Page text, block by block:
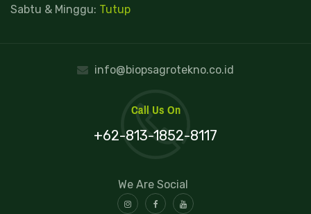
Sabtu & Minggu: Tutup
info@biopsagrotekno.co.id
Call Us On
+62-813-1852-8117
We Are Social